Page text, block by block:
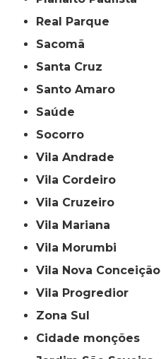
Real Parque
Sacomã
Santa Cruz
Santo Amaro
Saúde
Socorro
Vila Andrade
Vila Cordeiro
Vila Cruzeiro
Vila Mariana
Vila Morumbi
Vila Nova Conceição
Vila Progredior
Zona Sul
cidade monções